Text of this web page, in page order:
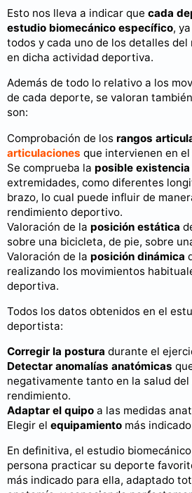
Esto nos lleva a indicar que cada
estudio biomecánico específico,
todos y cada uno de los detalles
en dicha actividad deportiva.
Además de todo lo relativo a los
de cada deporte, se valoran
son:
Comprobación de los rangos
articulaciones que intervienen en
Se comprueba la posible
extremidades, como diferentes
brazo, lo cual puede influir de
rendimiento deportivo.
Valoración de la posición estática
sobre una bicicleta, de pie, sobre
Valoración de la posición dinámica
realizando los movimientos
deportiva.
Todos los datos obtenidos en el
deportista:
Corregir la postura durante el
Detectar anomalías anatómicas
negativamente tanto en la salud
rendimiento.
Adaptar el quipo a las medidas
Elegir el equipamiento más
En definitiva, el estudio
persona practicar su deporte
más indicado para ella, adaptado